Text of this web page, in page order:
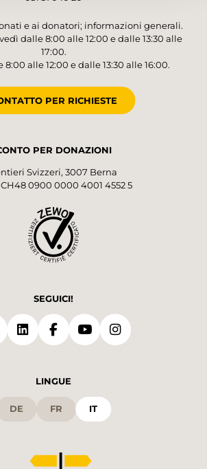
e ai donatori; informazioni generali.
dalle 8:00 alle 12:00 e dalle 13:30 alle
17:00.
alle 12:00 e dalle 13:30 alle 16:00.
PER RICHIESTE
PER DONAZIONI
Svizzeri, 3007 Berna
0900 0000 4001 4552 5
SEGUICI!
LINGUE
DE FR IT